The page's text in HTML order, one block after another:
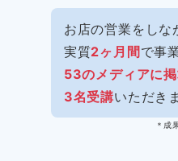
お店の営業をしな
実質2ヶ月間 で事
53のメディアに
3名受講いただき
＊成果を保証する